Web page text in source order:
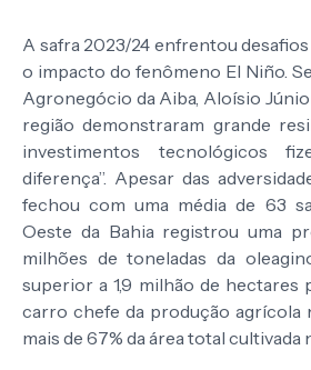
A safra 2023/24 enfrentou
o impacto do fenômeno El Niño.
Agronegócio da Aiba, Aloísio
região demonstraram grande
investimentos tecnológicos
diferença”. Apesar das
fechou com uma média de 63
Oeste da Bahia registrou uma
milhões de toneladas da
superior a 1,9 milhão de hectares
carro chefe da produção agrícola
mais de 67% da área total cultivada